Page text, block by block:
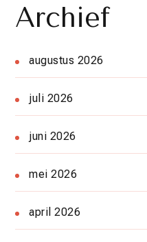
Archief
augustus 2026
juli 2026
juni 2026
mei 2026
april 2026